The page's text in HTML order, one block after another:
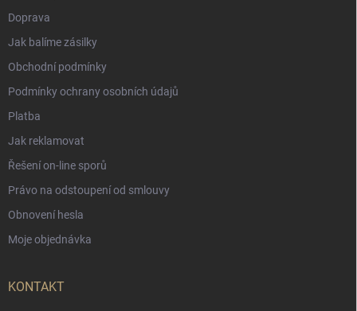
Doprava
Jak balíme zásilky
Obchodní podmínky
Podmínky ochrany osobních údajů
Platba
Jak reklamovat
Řešení on-line sporů
Právo na odstoupení od smlouvy
Obnovení hesla
Moje objednávka
KONTAKT